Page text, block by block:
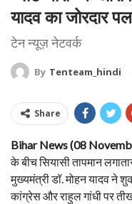
यादव का जोरदार
टेन न्यूज़ नेटवर्क
By Tenteam_hindi
Share
Bihar News (08
के बीच सियासी तापमान
मुख्यमंत्री डॉ. मोहन यादव ने
कांग्रेस और राहुल गांधी पर